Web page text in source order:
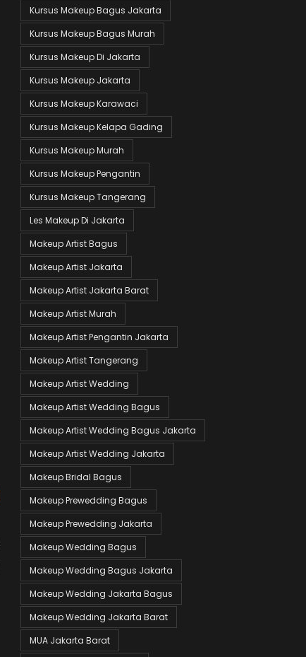
Kursus Makeup Bagus Jakarta
Kursus Makeup Bagus Murah
Kursus Makeup Di Jakarta
Kursus Makeup Jakarta
Kursus Makeup Karawaci
Kursus Makeup Kelapa Gading
Kursus Makeup Murah
Kursus Makeup Pengantin
Kursus Makeup Tangerang
Les Makeup Di Jakarta
Makeup Artist Bagus
Makeup Artist Jakarta
Makeup Artist Jakarta Barat
Makeup Artist Murah
Makeup Artist Pengantin Jakarta
Makeup Artist Tangerang
Makeup Artist Wedding
Makeup Artist Wedding Bagus
Makeup Artist Wedding Bagus Jakarta
Makeup Artist Wedding Jakarta
Makeup Bridal Bagus
Makeup Prewedding Bagus
Makeup Prewedding Jakarta
Makeup Wedding Bagus
Makeup Wedding Bagus Jakarta
Makeup Wedding Jakarta Bagus
Makeup Wedding Jakarta Barat
MUA Jakarta Barat